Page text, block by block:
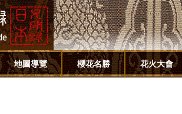
地圖導覽 櫻花名勝 花火大會